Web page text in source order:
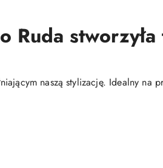
Ruda
naszą stylizację. Idealny na